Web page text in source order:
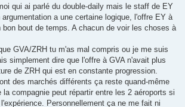
qui ai parlé du double-daily mais le staff de EY
a une certaine logique, l'offre EY à
bon bout de temps. A chacun de voir les choses à
GVA/ZRH tu m'as mal compris ou je me suis
simplement dire que l'offre à GVA n'avait plus
de ZRH qui est en constante progression.
des marchés différents ça reste quand-même
compagnie peut répartir entre les 2 aéroports si
Personnellement ça ne me fait ni